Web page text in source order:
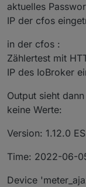
aktuelles
IP der cfos
in der cfos :
Zählertest mit
IP des IoBroker
Output sieht
keine Werte:
Version: 1.12.0
Time: 2022-06-
Device